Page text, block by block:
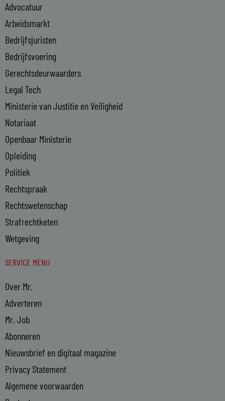
d
i
n
-
i
n
Advocatuur
Arbeidsmarkt
Bedrijfsjuristen
Bedrijfsvoering
Gerechtsdeurwaarders
Legal Tech
Ministerie van Justitie en Veiligheid
Notariaat
Openbaar Ministerie
Opleiding
Politiek
Rechtspraak
Rechtswetenschap
Strafrechtketen
Wetgeving
SERVICE MENU
Over Mr.
Adverteren
Mr. Job
Abonneren
Nieuwsbrief en digitaal magazine
Privacy Statement
Algemene voorwaarden